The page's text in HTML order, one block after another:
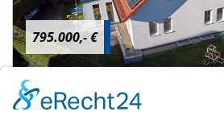
795.000,- €
Penzing
V E R K A U F T: Sehr modernes